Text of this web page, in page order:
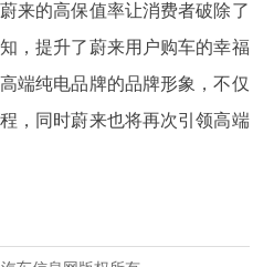
来的高保值率让消费者破除了
，提升了蔚来用户购车的幸福
端纯电品牌的品牌形象，不仅
，同时蔚来也将再次引领高端